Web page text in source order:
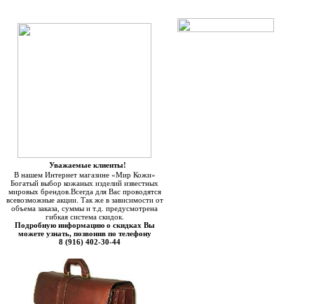
Уважаемые клиенты!
В нашем Интернет магазине «Мир Кожи»
Богатый выбор кожаных изделий известных
мировых брендов.Всегда для Вас проводятся
всевозможные акции. Так же в зависимости от
объема заказа, суммы и т.д. предусмотрена
гибкая система скидок.
Подробную информацию о скидках Вы
можете узнать, позвонив по телефону
8 (916) 402-30-44